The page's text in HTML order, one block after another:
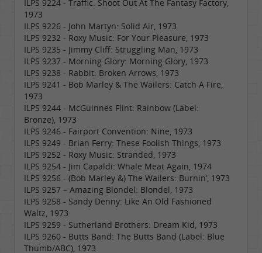
ILPS 9224 - Traffic: Shoot Out At The Fantasy Factory,
1973
ILPS 9226 - John Martyn: Solid Air, 1973
ILPS 9232 - Roxy Music: For Your Pleasure, 1973
ILPS 9235 - Jimmy Cliff: Struggling Man, 1973
ILPS 9237 - Morning Glory: Morning Glory, 1973
ILPS 9238 - Rabbit: Broken Arrows, 1973
ILPS 9241 - Bob Marley & The Wailers: Catch A Fire,
1973
ILPS 9244 - McGuinnes Flint: Rainbow (Label:
Bronze), 1973
ILPS 9246 - Fairport Convention: Nine, 1973
ILPS 9249 - Brian Ferry: These Foolish Things, 1973
ILPS 9252 - Roxy Music: Stranded, 1973
ILPS 9254 - Jim Capaldi: Whale Meat Again, 1974
ILPS 9256 - (Bob Marley &) The Wailers: Burnin’, 1973
ILPS 9257 – Amazing Blondel: Blondel, 1973
ILPS 9258 - Sandy Denny: Like An Old Fashioned
Waltz, 1973
ILPS 9259 - Sutherland Brothers: Dream Kid, 1973
ILPS 9260 - Butts Band: The Butts Band (Label: Blue
Thumb/ABC), 1973